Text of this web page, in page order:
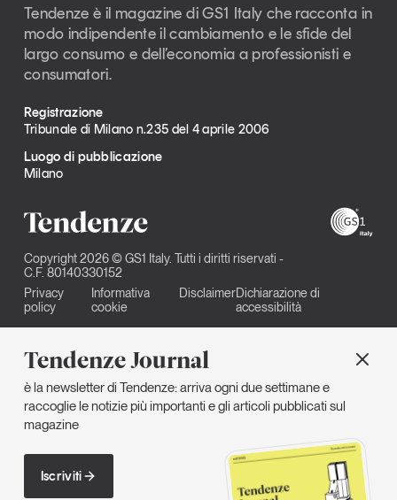
Tendenze Journal
è la newsletter di Tendenze: arriva ogni due settimane e
raccoglie le notizie più importanti e gli articoli pubblicati sul
magazine
Iscriviti
Tendenze è il magazine di GS1 Italy che racconta in
modo indipendente il cambiamento e le sfide del
largo consumo e dell’economia a professionisti e
consumatori.
Registrazione
Tribunale di Milano n.235 del 4 aprile 2006
Luogo di pubblicazione
Milano
Copyright 2026 © GS1 Italy. Tutti i diritti riservati -
C.F. 80140330152
Privacy
policy
Informativa
cookie
DisclaimerDichiarazione di
accessibilità